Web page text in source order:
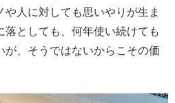
人に対しても思いやりが生ま
落としても、何年使い続けても
が、そうではないからこその価